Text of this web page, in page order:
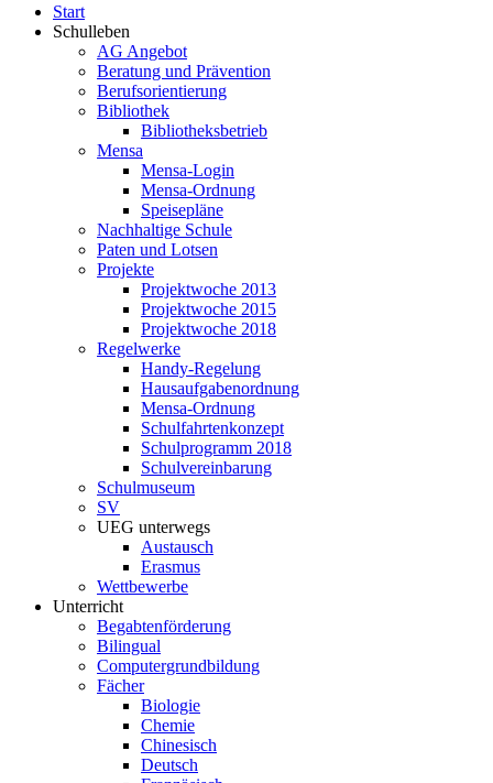
Start
Schulleben
AG Angebot
Beratung und Prävention
Berufsorientierung
Bibliothek
Bibliotheksbetrieb
Mensa
Mensa-Login
Mensa-Ordnung
Speisepläne
Nachhaltige Schule
Paten und Lotsen
Projekte
Projektwoche 2013
Projektwoche 2015
Projektwoche 2018
Regelwerke
Handy-Regelung
Hausaufgabenordnung
Mensa-Ordnung
Schulfahrtenkonzept
Schulprogramm 2018
Schulvereinbarung
Schulmuseum
SV
UEG unterwegs
Austausch
Erasmus
Wettbewerbe
Unterricht
Begabtenförderung
Bilingual
Computergrundbildung
Fächer
Biologie
Chemie
Chinesisch
Deutsch